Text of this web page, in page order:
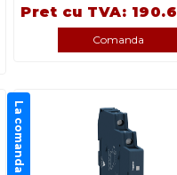
Pret cu TVA:
Comanda
La comanda